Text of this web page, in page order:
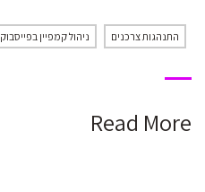
התנהגות צרכנים ניהול קמפיין בפייסבוק
Read More